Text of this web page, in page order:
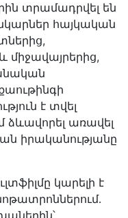
տրամադրվել են
հայկական
միջավայրերից,
է տվել
առավել
իրականությանը
կարելի է